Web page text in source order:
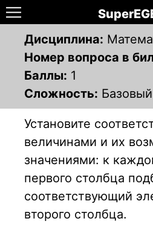
Дисциплина:
Номер вопроса в
Баллы: 1
Сложность: Базовый
Установите
величинами и их
значениями: к
первого столбца
соответствующий
второго столбца.